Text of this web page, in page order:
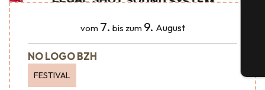
vom 7. bis zum 9. August
NO LOGO BZH
FESTIVAL